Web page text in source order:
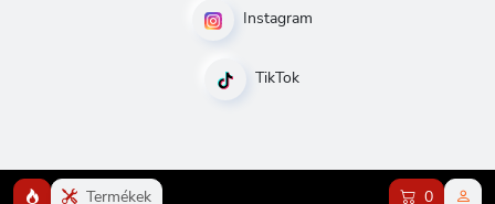
Instagram
TikTok
Termékek 0